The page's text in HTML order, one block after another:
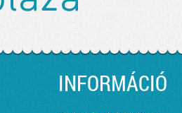
INFORMÁCIÓ